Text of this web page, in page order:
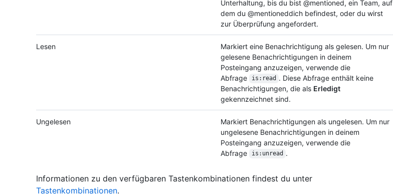
Unterhaltung, bis du bist @mentioned, ein Team, auf
dem du @mentioneddich befindest, oder du wirst
zur Überprüfung angefordert.
Lesen
Markiert eine Benachrichtigung als gelesen. Um nur
gelesene Benachrichtigungen in deinem
Posteingang anzuzeigen, verwende die
Abfrage
is:read . Diese Abfrage enthält keine
Benachrichtigungen, die als Erledigt
gekennzeichnet sind.
Ungelesen
Markiert Benachrichtigungen als ungelesen. Um nur
ungelesene Benachrichtigungen in deinem
Posteingang anzuzeigen, verwende die
Abfrage
is:unread .
Informationen zu den verfügbaren Tastenkombinationen findest du unter
Tastenkombinationen.